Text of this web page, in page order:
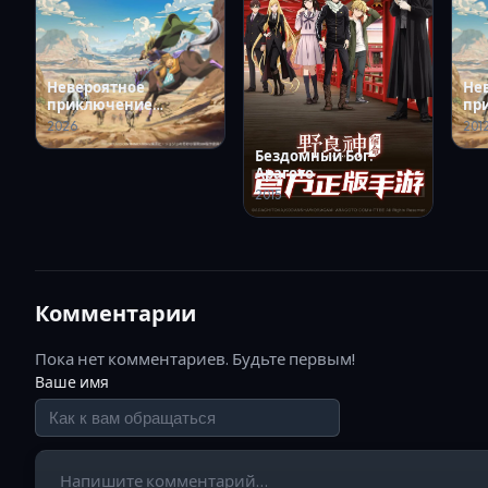
Невероятное
приключение
ДжоДжо: Гонка
«Стальной шар»
2026
Бездомный Бог:
Арагото
2015
Комментарии
Пока нет комментариев. Будьте первым!
Ваше имя